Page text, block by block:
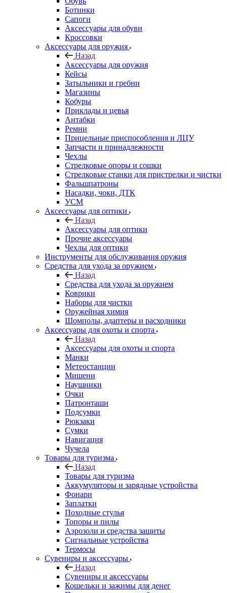
Ботинки
Сапоги
Аксессуары для обуви
Кроссовки
Аксессуары для оружия
Назад
Аксессуары для оружия
Кейсы
Затыльники и гребни
Магазины
Кобуры
Приклады и цевья
Антабки
Ремни
Прицельные приспособления и ЛЦУ
Запчасти и принадлежности
Чехлы
Стрелковые опоры и сошки
Стрелковые станки для пристрелки и чистки
Фальшпатроны
Насадки, чоки, ДТК
УСМ
Аксессуары для оптики
Назад
Аксессуары для оптики
Прочие аксессуары
Чехлы для оптики
Инструменты для обслуживания оружия
Средства для ухода за оружием
Назад
Средства для ухода за оружием
Коврики
Наборы для чистки
Оружейная химия
Шомполы, адаптеры и расходники
Аксессуары для охоты и спорта
Назад
Аксессуары для охоты и спорта
Манки
Метеостанции
Мишени
Наушники
Очки
Патронташи
Подсумки
Рюкзаки
Сумки
Навигация
Чучела
Товары для туризма
Назад
Товары для туризма
Аккумуляторы и зарядные устройства
Фонари
Заплатки
Походные стулья
Топоры и пилы
Аэрозоли и средства защиты
Сигнальные устройства
Термосы
Сувениры и аксессуары
Назад
Сувениры и аксессуары
Кошельки и зажимы для денег